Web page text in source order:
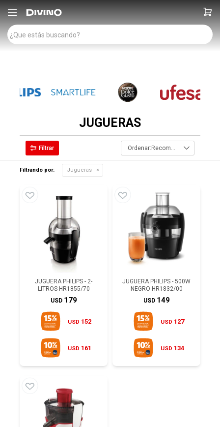

JUGUERAS
Recomendados
Filtrando por: Jugueras
JUGUERA PHILIPS - 2-
LITROS HR1855/70
USD 179
USD 152
USD 161
JUGUERA PHILIPS - 500W
NEGRO HR1832/00
USD 149
USD 127
USD 134